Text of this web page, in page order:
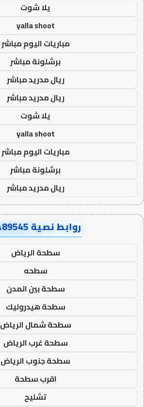
يلا شوت
yalla shoot
مباريات اليوم مباشر
برشلونة مباشر
ريال مدريد مباشر
ريال مدريد مباشر
يلا شوت
yalla shoot
مباريات اليوم مباشر
برشلونة مباشر
ريال مدريد مباشر
روابط نصية AA89545
سطحة الرياض
سطحه
سطحة بين المدن
سطحة هيدروليك
سطحة شمال الرياض
سطحة غرب الرياض
سطحة جنوب الرياض
اقرب سطحة
تشليح